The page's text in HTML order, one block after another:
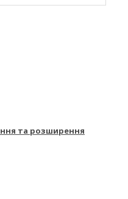
та розширення